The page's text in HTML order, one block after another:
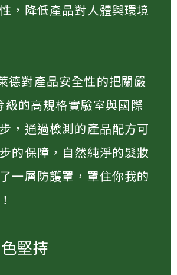
，降低產品對人體與環境
對產品安全性的把關嚴
級的高規格實驗室與國際
，通過檢測的產品配方可
的保障，自然純淨的髮妝
一層防護罩，罩住你我的
堅持